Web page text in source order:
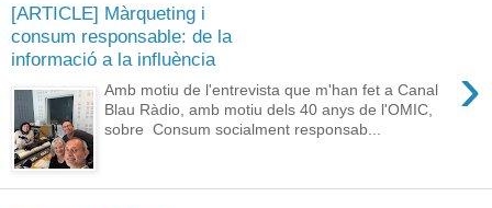
[ARTICLE] Màrqueting i
consum responsable: de la
informació a la influència
›
Amb motiu de l'entrevista que m'han fet a Canal
Blau Ràdio, amb motiu dels 40 anys de l'OMIC,
sobre Consum socialment responsab...